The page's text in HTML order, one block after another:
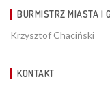
BURMISTRZ MIASTA I
Krzysztof Chaciński
KONTAKT